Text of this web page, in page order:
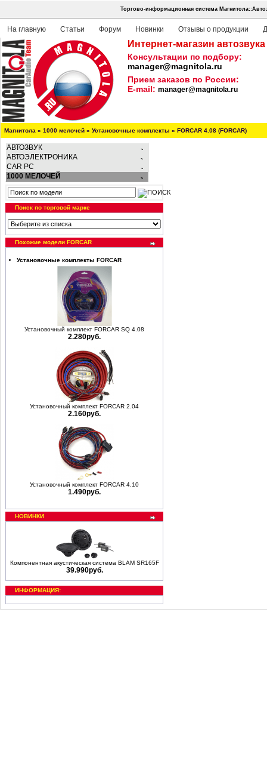
Торгово-информационная система
На главную Статьи Форум Новинки Отзывы о продукции
Интернет-магазин
Консультации по подбору:
manager@magnitola.ru
Прием заказов по России:
E-mail: manager@magnitola.ru
Магнитола » 1000 мелочей » Установочные комплекты » FORCAR 4.08 (FORCAR)
АВТОЗВУК
АВТОЭЛЕКТРОНИКА
CAR PC
1000 МЕЛОЧЕЙ
Поиск по торговой марке
Похожие модели FORCAR
Установочные комплекты FORCAR
Установочный комплект FORCAR SQ 4.08
2.280руб.
Установочный комплект FORCAR 2.04
2.160руб.
Установочный комплект FORCAR 4.10
1.490руб.
НОВИНКИ
Компонентная акустическая система BLAM SR165F
39.990руб.
ИНФОРМАЦИЯ: